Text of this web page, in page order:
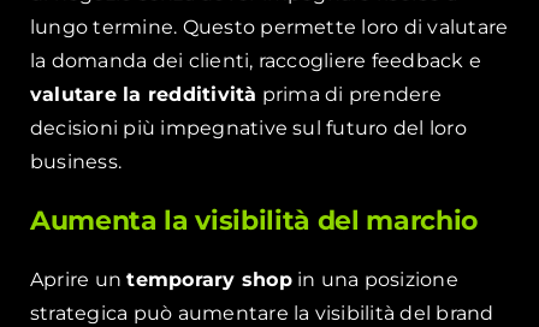
lungo termine. Questo permette loro di valutare
la domanda dei clienti, raccogliere feedback e
valutare la redditività prima di prendere
decisioni più impegnative sul futuro del loro
business.
Aumenta la visibilità del marchio
Aprire untemporary shopin una posizione
strategica può aumentare la visibilità del brand